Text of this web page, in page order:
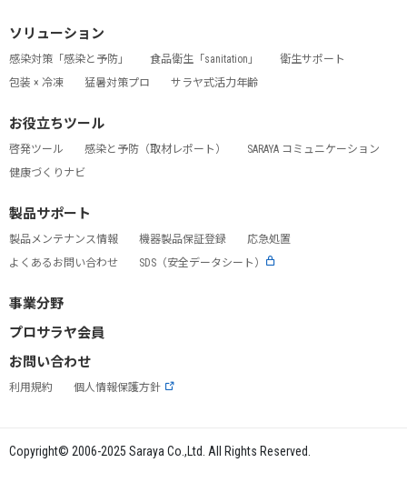
ソリューション
感染対策「感染と予防」 食品衛生「sanitation」
衛生サポート
包装 × 冷凍
猛暑対策プロ サラヤ式活力年齢
お役立ちツール
啓発ツール 感染と予防（取材レポート）
SARAYA コミュニケーション
健康づくりナビ
製品サポート
製品メンテナンス情報 機器製品保証登録
応急処置
よくあるお問い合わせ
SDS（安全データシート）
事業分野
プロサラヤ会員
お問い合わせ
利用規約 個人情報保護方針
Copyright© 2006-2025 Saraya Co.,Ltd. All Rights Reserved.